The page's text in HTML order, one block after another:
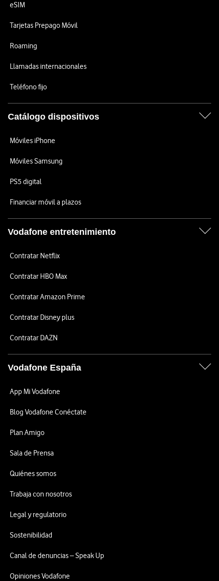
eSIM
Tarjetas Prepago Móvil
Roaming
Llamadas internacionales
Teléfono fijo
Catálogo dispositivos
Móviles iPhone
Móviles Samsung
PS5 digital
Financiar móvil a plazos
Vodafone entretenimiento
Contratar Netflix
Contratar HBO Max
Contratar Amazon Prime
Contratar Disney plus
Contratar DAZN
Vodafone España
App Mi Vodafone
Blog Vodafone Conéctate
Plan Amigo
Sala de Prensa
Quiénes somos
Trabaja con nosotros
Legal y regulatorio
Sostenibilidad
Canal de denuncias – Speak Up
Opiniones Vodafone